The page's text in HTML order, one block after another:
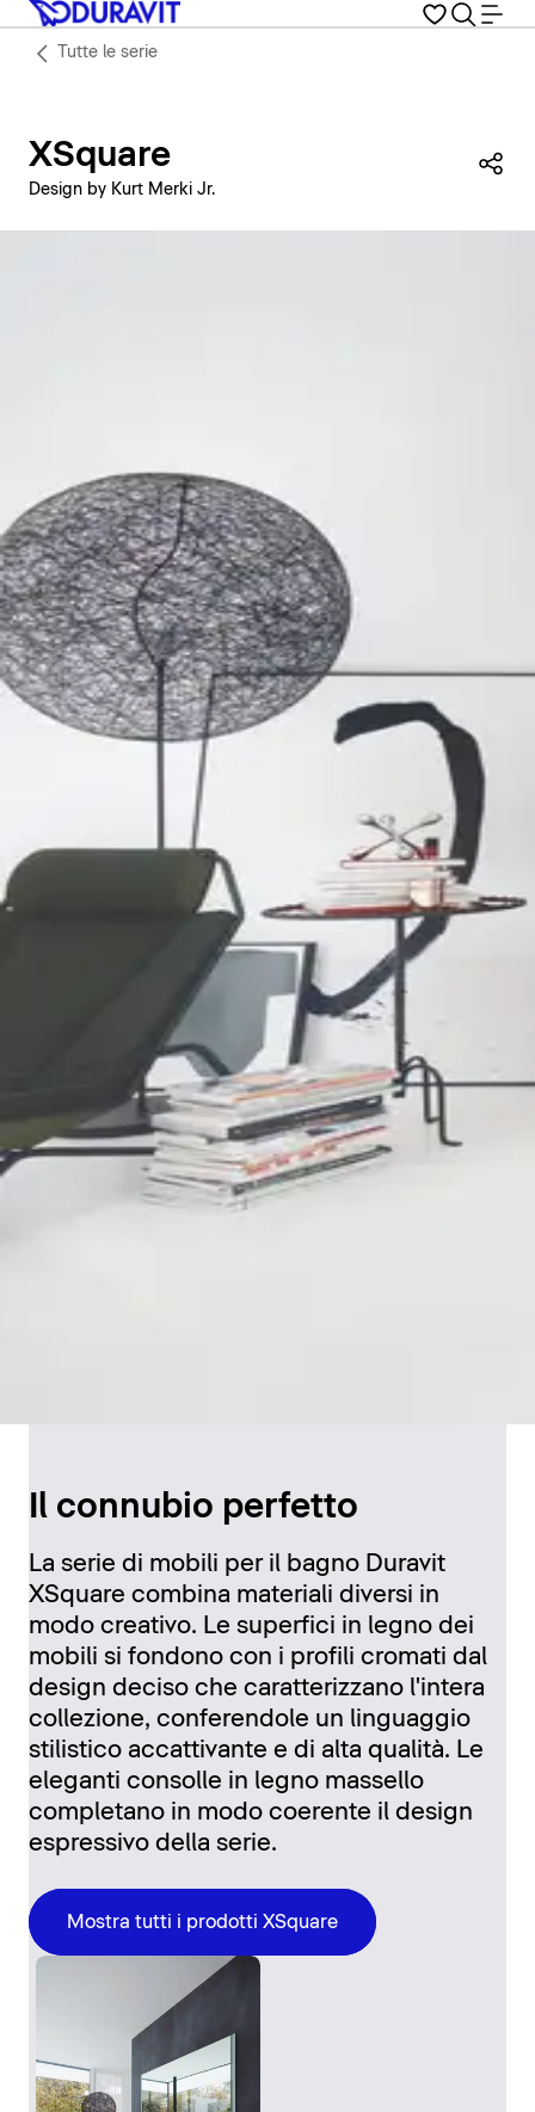
Tutte le serie
XSquare
Design by Kurt Merki Jr.
Il connubio perfetto
La serie di mobili per il bagno Duravit
XSquare combina materiali diversi in
modo creativo. Le superfici in legno dei
mobili si fondono con i profili cromati dal
design deciso che caratterizzano l'intera
collezione, conferendole un linguaggio
stilistico accattivante e di alta qualità. Le
eleganti consolle in legno massello
completano in modo coerente il design
espressivo della serie.
Mostra tutti i prodotti XSquare